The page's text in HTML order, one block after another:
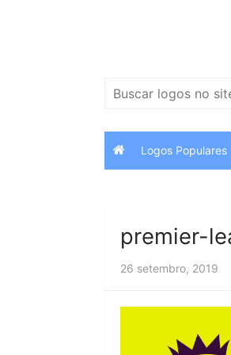
Pesquisar
Logos Populares
premier-
26 setembro, 2019